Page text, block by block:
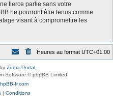
tierce partie sans votre
ne pourront être tenus comme
visant à compromettre les
Heures au format UTC+01:00
Zuma Portal
Software © phpBB Limited
fr.com
| Conditions